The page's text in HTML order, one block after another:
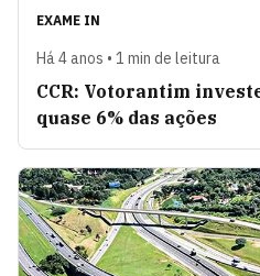
EXAME IN
Há 4 anos • 1 min de leitura
CCR: Votorantim
quase 6% das ações